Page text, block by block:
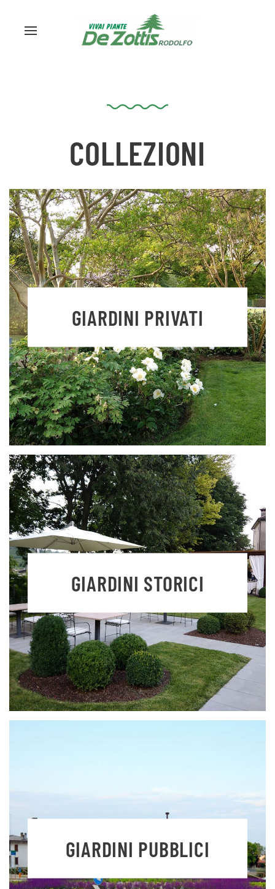
COLLEZIONI
GIARDINI PRIVATI
GIARDINI STORICI
GIARDINI PUBBLICI